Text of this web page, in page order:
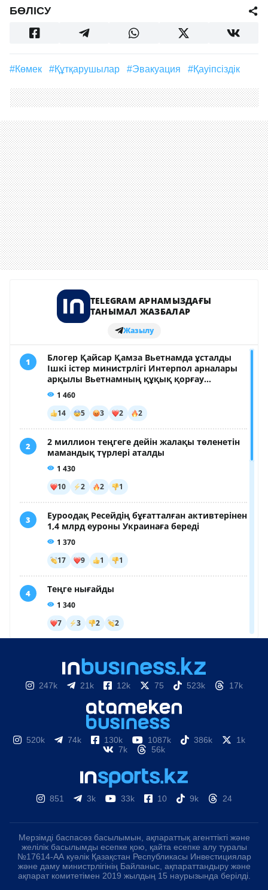
БӨЛІСУ
#көмек #құтқарушылар #эвакуация #қауіпсіздік
247k 21k 12k 75 523k 17k
520k 74k 130k 1087k 386k
1k
7k
56k
851 3k 33k 10 9k 24
Мерзімді баспасөз басылымын, ақпараттық агенттікті және
желілік басылымды есепке қою, қайта есепке алу туралы
№17614-АА куәлік Қазақстан Республикасы Инвестициялар
және даму министрлігінің Байланыс, ақпараттандыру және
ақпарат комитетімен 2019 жылдың 15 наурызында берілді.